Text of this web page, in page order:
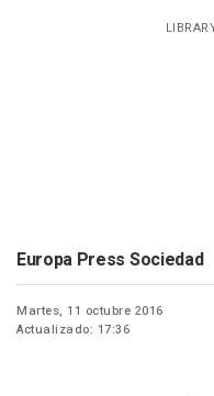
Europa Press Sociedad
Martes, 11 octubre 2016
Actualizado: 17:36